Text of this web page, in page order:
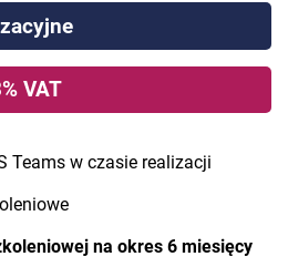
VAT
Teams w czasie realizacji
na okres 6 miesięcy